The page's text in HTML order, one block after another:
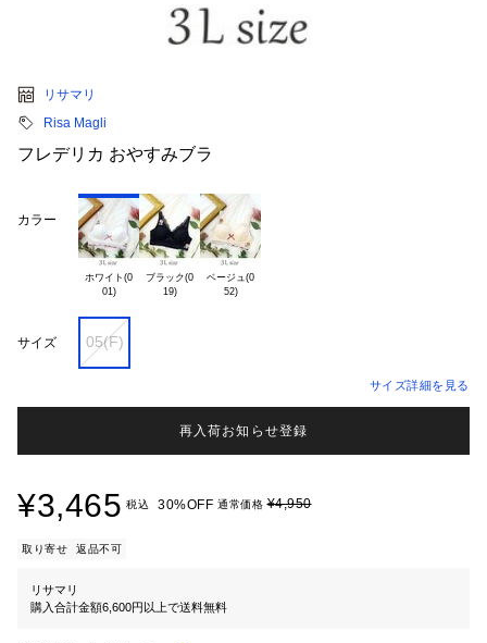
リサマリ
Risa Magli
フレデリカ おやすみブラ
カラー
ホワイト(0
01)
ブラック(0
19)
ベージュ(0
52)
サイズ 05(F)
サイズ詳細を見る
再入荷お知らせ登録
¥3,465 税込 30%OFF 通常価格¥4,950
取り寄せ 返品不可
リサマリ
購入合計金額6,600円以上で送料無料